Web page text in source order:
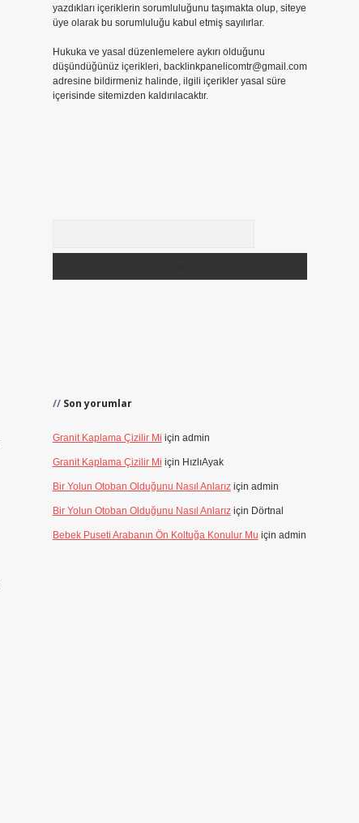
yazdıkları içeriklerin sorumluluğunu taşımakta olup, siteye
üye olarak bu sorumluluğu kabul etmiş sayılırlar.
Hukuka ve yasal düzenlemelere aykırı olduğunu
düşündüğünüz içerikleri, backlinkpanelicomtr@gmail.com
adresine bildirmeniz halinde, ilgili içerikler yasal süre
içerisinde sitemizden kaldırılacaktır.
Son yorumlar
Granit Kaplama Çizilir Mi için admin
Granit Kaplama Çizilir Mi için HızlıAyak
Bir Yolun Otoban Olduğunu Nasıl Anlarıziçin admin
Bir Yolun Otoban Olduğunu Nasıl Anlarıziçin Dörtnal
Bebek Puseti Arabanın Ön Koltuğa Konulur Mu için admin